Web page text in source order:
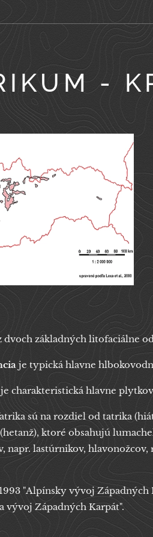
-
dvoch základných litofaciálne
je typická hlavne
je charakteristická hlavne
sú na rozdiel od tatrika
ktoré obsahujú
napr. lastúrnikov,
"Alpínsky vývoj
vývoj Západných Karpát".